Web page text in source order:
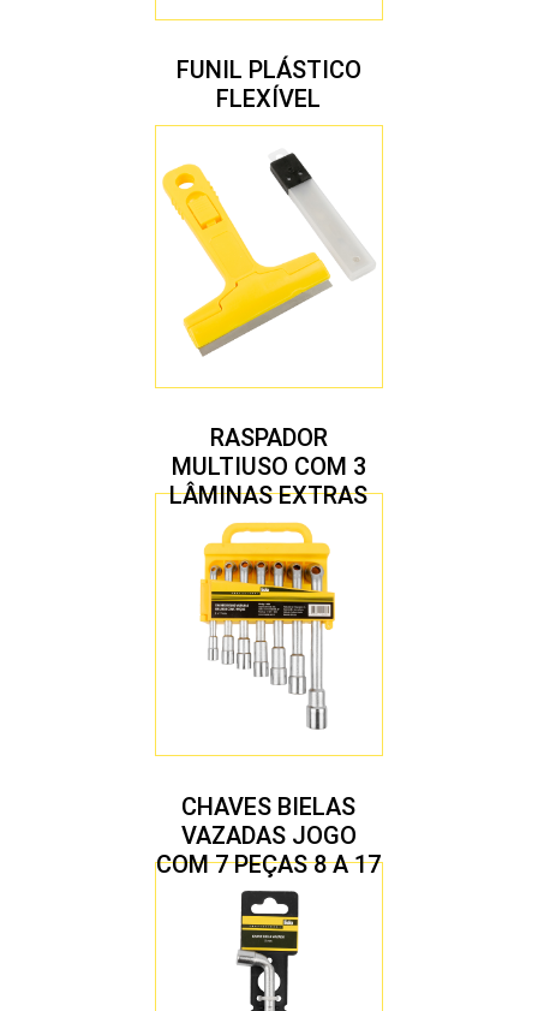
FUNIL PLÁSTICO
FLEXÍVEL
RASPADOR
MULTIUSO COM 3
LÂMINAS EXTRAS
CHAVES BIELAS
VAZADAS JOGO
COM 7 PEÇAS 8 A 17
MM